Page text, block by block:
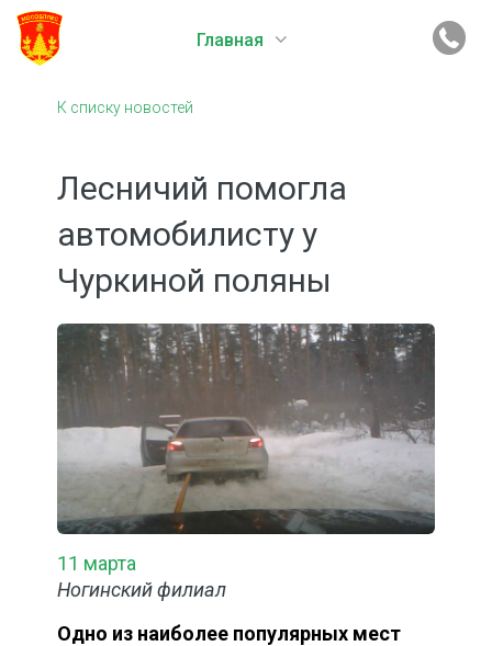
Главная
К списку новостей
Лесничий помогла
автомобилисту у
Чуркиной поляны
11 марта
Ногинский филиал
Одно из наиболее популярных мест